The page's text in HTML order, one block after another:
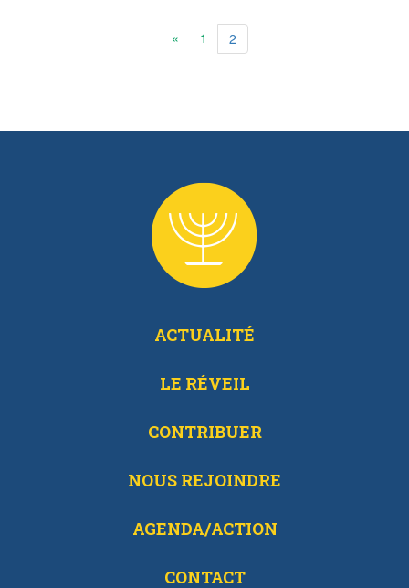
« 1 2
ACTUALITÉ
LE RÉVEIL
CONTRIBUER
NOUS REJOINDRE
AGENDA/ACTION
CONTACT